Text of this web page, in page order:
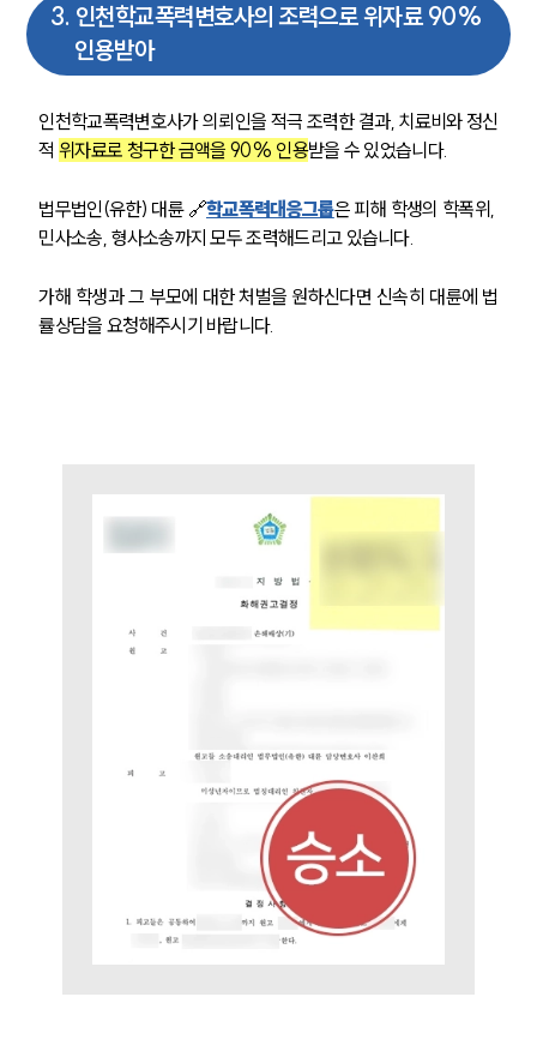
대륜의 강점
오시는 길
글로벌 파트너 로펌
고객의 소리
통합검색
AI대륜
주요 업무사례
사례분석/최신동향
법률정보
법률지식인
고객후기
업무분야
3. 인천학교폭력변호사의 조력으로 위자료 90%
인용받아
인천학교폭력변호사가 의뢰인을 적극 조력한 결과, 치료비와 정신
적 위자료로 청구한 금액을 90% 인용받을 수 있었습니다.
법무법인(유한) 대륜 🔗학교폭력대응그룹은 피해 학생의 학폭위,
민사소송, 형사소송까지 모두 조력해드리고 있습니다.
가해 학생과 그 부모에 대한 처벌을 원하신다면 신속히 대륜에 법
률상담을 요청해주시기 바랍니다.